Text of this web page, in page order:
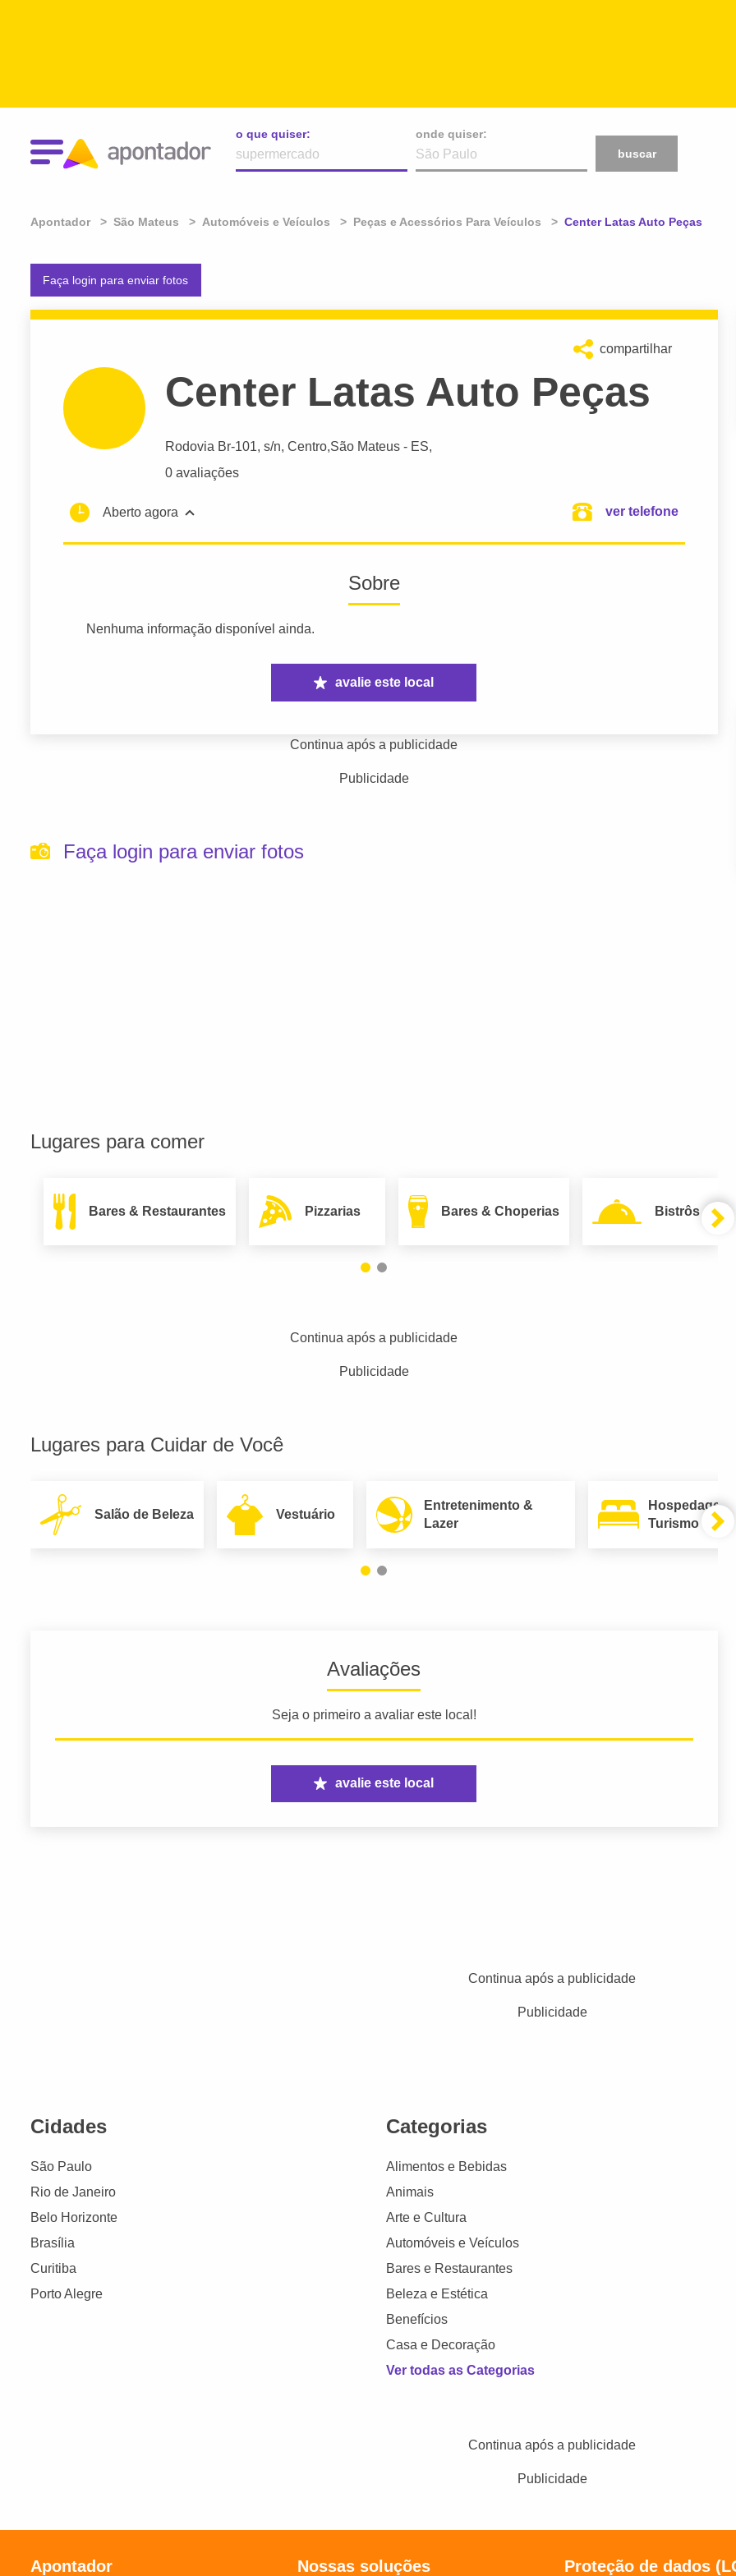
o que quiser:
onde quiser:
buscar
Apontador São Mateus Automóveis e Veículos Peças e Acessórios Para Veículos Atual:
Center Latas Auto Peças
Faça login para enviar fotos
compartilhar
Center Latas Auto Peças
Rodovia Br-101, s/n, Centro,São Mateus - ES,
0 avaliações
Aberto agora ver telefone
Sobre
Nenhuma informação disponível ainda.
avalie este local
Continua após a publicidade
Publicidade
Faça login para enviar fotos
Lugares para comer
Bares & Restaurantes Pizzarias Bares & Choperias Bistrôs
Continua após a publicidade
Publicidade
Lugares para Cuidar de Você
Salão de Beleza Vestuário
Entretenimento &
Lazer
Hospedagem
Turismo
Avaliações
Seja o primeiro a avaliar este local!
avalie este local
Continua após a publicidade
Publicidade
Cidades
São Paulo
Rio de Janeiro
Belo Horizonte
Brasília
Curitiba
Porto Alegre
Categorias
Alimentos e Bebidas
Animais
Arte e Cultura
Automóveis e Veículos
Bares e Restaurantes
Beleza e Estética
Benefícios
Casa e Decoração
Ver todas as Categorias
Continua após a publicidade
Publicidade
Apontador Nossas soluções Proteção de dados